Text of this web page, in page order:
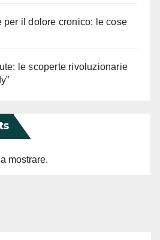
per il dolore cronico: le cose
le scoperte rivoluzionarie
mostrare.